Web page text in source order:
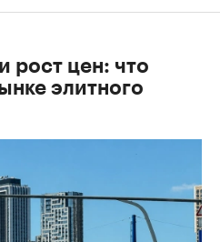
рост цен: что
элитного